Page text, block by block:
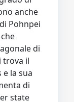
anche
Pohnpei
di
trova il
la sua
di
state